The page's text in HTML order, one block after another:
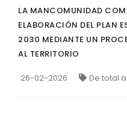
LA MANCOMUNIDAD
ELABORACIÓN DEL PLAN
2030 MEDIANTE UN
AL TERRITORIO
26-02-2026 De total